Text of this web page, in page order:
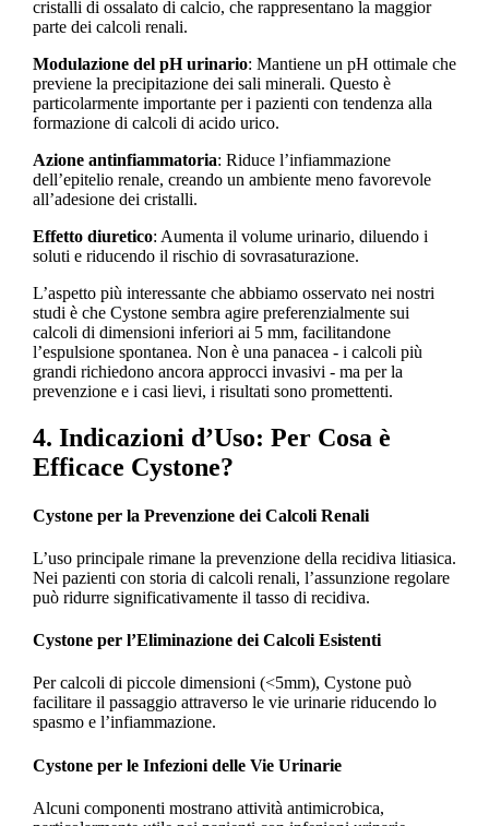
cristalli di ossalato di calcio, che rappresentano la maggior
parte dei calcoli renali.
Modulazione del pH urinario: Mantiene un pH ottimale che
previene la precipitazione dei sali minerali. Questo è
particolarmente importante per i pazienti con tendenza alla
formazione di calcoli di acido urico.
Azione antinfiammatoria: Riduce l’infiammazione
dell’epitelio renale, creando un ambiente meno favorevole
all’adesione dei cristalli.
Effetto diuretico: Aumenta il volume urinario, diluendo i
soluti e riducendo il rischio di sovrasaturazione.
L’aspetto più interessante che abbiamo osservato nei nostri
studi è che Cystone sembra agire preferenzialmente sui
calcoli di dimensioni inferiori ai 5 mm, facilitandone
l’espulsione spontanea. Non è una panacea - i calcoli più
grandi richiedono ancora approcci invasivi - ma per la
prevenzione e i casi lievi, i risultati sono promettenti.
4. Indicazioni d’Uso: Per Cosa è
Efficace Cystone?
Cystone per la Prevenzione dei Calcoli Renali
L’uso principale rimane la prevenzione della recidiva litiasica.
Nei pazienti con storia di calcoli renali, l’assunzione regolare
può ridurre significativamente il tasso di recidiva.
Cystone per l’Eliminazione dei Calcoli Esistenti
Per calcoli di piccole dimensioni (<5mm), Cystone può
facilitare il passaggio attraverso le vie urinarie riducendo lo
spasmo e l’infiammazione.
Cystone per le Infezioni delle Vie Urinarie
Alcuni componenti mostrano attività antimicrobica,